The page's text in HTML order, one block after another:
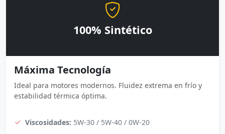
100% Sintético
Máxima Tecnología
Ideal para motores modernos. Fluidez extrema en frío y
estabilidad térmica óptima.
Viscosidades: 5W-30 / 5W-40 / 0W-20